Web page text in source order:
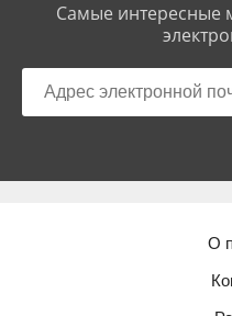
Самые интересные
О